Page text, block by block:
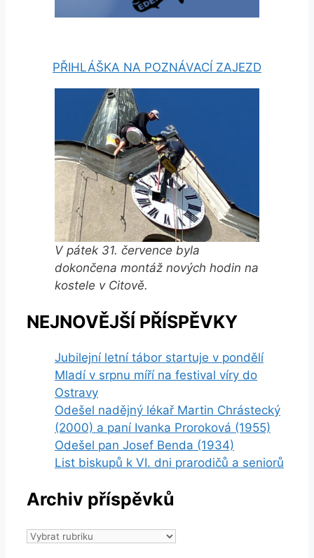
PŘIHLÁŠKA NA POZNÁVACÍ ZAJEZD
V pátek 31. července byla
dokončena montáž nových hodin na
kostele v Citově.
NEJNOVĚJŠÍ PŘÍSPĚVKY
Jubilejní letní tábor startuje v pondělí
Mladí v srpnu míří na festival víry do
Ostravy
Odešel nadějný lékař Martin Chrástecký
(2000) a paní Ivanka Proroková (1955)
Odešel pan Josef Benda (1934)
List biskupů k VI. dni prarodičů a seniorů
Archiv příspěvků
Archiv